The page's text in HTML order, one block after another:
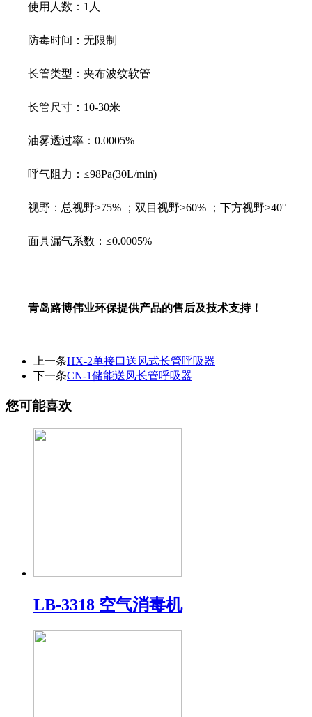
使用人数：1人
防毒时间：无限制
长管类型：夹布波纹软管
长管尺寸：10-30米
油雾透过率：0.0005%
呼气阻力：≤98Pa(30L/min)
视野：总视野≥75% ；双目视野≥60% ；下方视野≥40°
面具漏气系数：≤0.0005%
青岛路博伟业环保提供产品的售后及技术支持！
上一条HX-2单接口送风式长管呼吸器
下一条CN-1储能送风长管呼吸器
您可能喜欢
LB-3318 空气消毒机